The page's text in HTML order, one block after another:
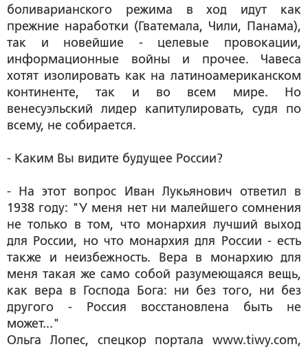
боливарианского режима в ход идут как
прежние наработки (Гватемала, Чили, Панама),
так и новейшие - целевые провокации,
информационные войны и прочее. Чавеса
хотят изолировать как на латиноамериканском
континенте, так и во всем мире. Но
венесуэльский лидер капитулировать, судя по
всему, не собирается.
- Каким Вы видите будущее России?
- На этот вопрос Иван Лукьянович ответил в
1938 году: "У меня нет ни малейшего сомнения
не только в том, что монархия лучший выход
для России, но что монархия для России - есть
также и неизбежность. Вера в монархию для
меня такая же само собой разумеющаяся вещь,
как вера в Господа Бога: ни без того, ни без
другого - Россия восстановлена быть не
может..."
Ольга Лопес, спецкор портала www.tiwy.com,